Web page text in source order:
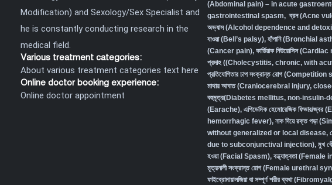
Modification) and Sexology/Sex Specialist and
he is constantly conducting research in the
medical field.
Various treatment categories:
About various treatment categories text here
Online doctor booking experience:
Online doctor appointment
(Abdominal pain) – in acute
gastrointestinal spasm, ব্রন (Acne
অভ্যাস (Alcohol dependence and
যাওয়া (Bell’s palsy), হাঁপানি (Bronchial
(Cancer pain), কার্ডিয়াক নিউরোসিস
প্রদাহ ((Cholecystitis, chronic, with
প্রতিযোগিতার চাপ সংক্রান্ত রোগ
মাথার আঘাত (Craniocerebral injury,
বহুমূত্র(Diabetes mellitus, non-insulin-
(Earache), এপিডেমিক হেমোরেজিক ফিভার/
hemorrhagic fever), নাক দিয়ে রক্ত পড়া
without generalized or local disease,
due to subconjunctival injection), মুখ
হওয়া (Facial Spasm), বন্ধ্যাত্বতা
মূত্রনালী সংক্রান্ত রোগ (Female urethral
ফাইব্রোমায়ালজিয়া বা সম্পূর্ণ শরীর ব্যথা